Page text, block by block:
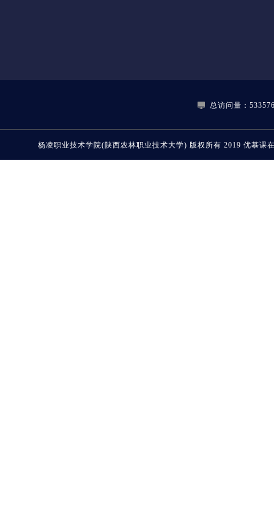
总访问量：
杨凌职业技术学院(陕西农林职业技术大学) 版权所有 2019 优慕课